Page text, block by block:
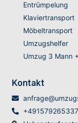
Entrümpelung
Klaviertransport
Möbeltransport
Umzugshelfer
Umzug 3 Mann
Kontakt